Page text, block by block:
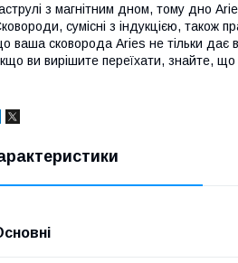
з магнітним дном, тому дно
сумісні з індукцією, також
ваша сковорода Aries не тільки дає
ви вирішите переїхати, знайте,